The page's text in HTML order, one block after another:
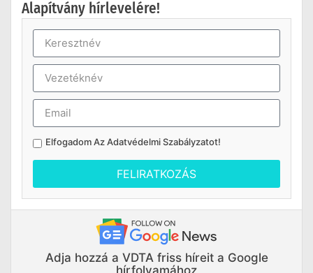
Alapítvány hírlevelére!
Elfogadom AzAdatvédelmi Szabályzatot!
FELIRATKOZÁS
Adja hozzá a VDTA friss híreit a Google
hírfolyamához